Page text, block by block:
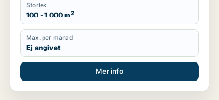
Storlek
100 - 1 000 m2
Max. per månad
Ej angivet
Mer info